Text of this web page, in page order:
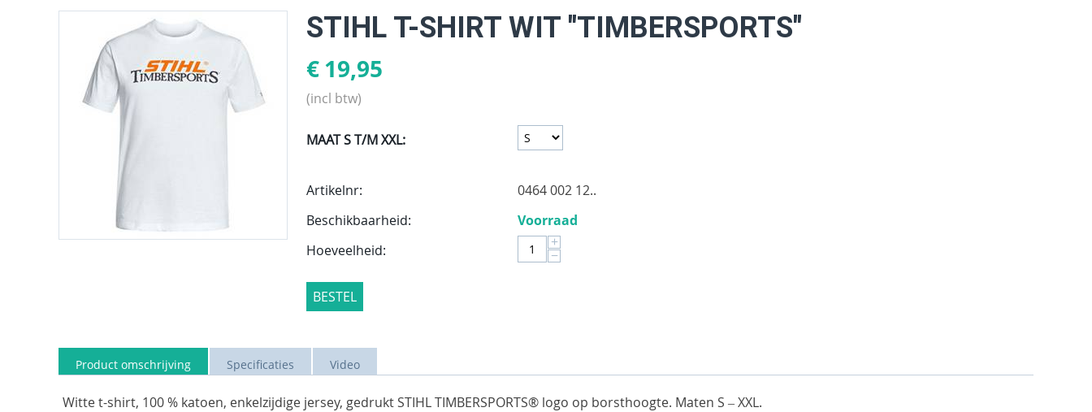
STIHL T-SHIRT WIT "TIMBERSPORTS"
€19,95
(incl btw)
MAAT S T/M XXL:
Artikelnr:
0464 002 12..
Beschikbaarheid:
Voorraad
Hoeveelheid:
+
−
BESTEL
Product omschrijving Specificaties Video
Witte t-shirt, 100 % katoen, enkelzijdige jersey, gedrukt STIHL TIMBERSPORTS® logo op borsthoogte. Maten S – XXL.